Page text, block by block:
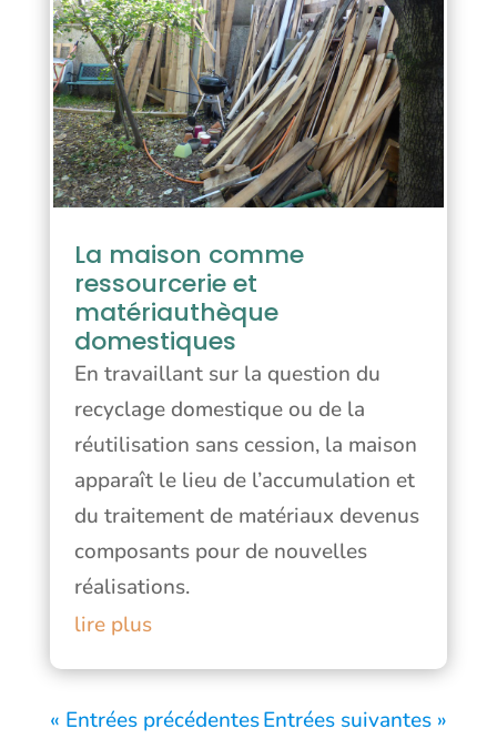
La maison comme
ressourcerie et
matériauthèque
domestiques
En travaillant sur la question du
recyclage domestique ou de la
réutilisation sans cession, la maison
apparaît le lieu de l’accumulation et
du traitement de matériaux devenus
composants pour de nouvelles
réalisations.
lire plus
« Entrées précédentesEntrées suivantes »